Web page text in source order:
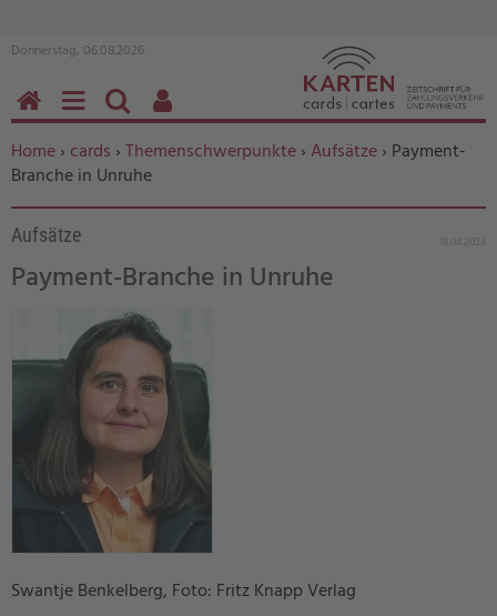
Donnerstag, 06.08.2026
Sie befinden sich hier:
Home› cards ›Themenschwerpunkte› Aufsätze› Payment-
Branche in Unruhe
Aufsätze 18.04.2023
Payment-Branche in Unruhe
Swantje Benkelberg, Foto: Fritz Knapp Verlag
HOMEMENÜSUCHEN
BENUTZERFUNKTIONEN